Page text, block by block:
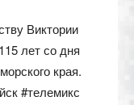
Виктории
лет со дня
края.
#телемикс